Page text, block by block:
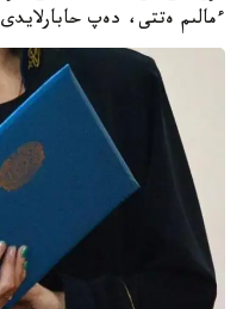
ءمالىم ەتتى، دەپ حابارلايدى